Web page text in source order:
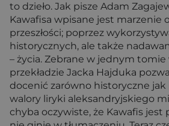
to dzieło. Jak pisze Adam
Kawafisa wpisane jest marzenie
przeszłości; poprzez
historycznych, ale także
– życia. Zebrane w jednym
przekładzie Jacka Hajduka
docenić zarówno historyczne jak
walory liryki aleksandryjskiego
chyba oczywiste, że Kawafis jest